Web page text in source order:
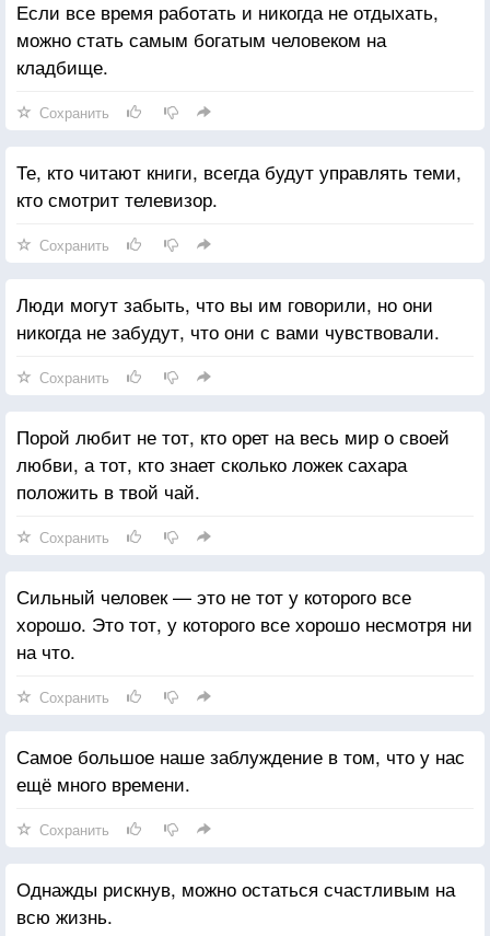
Если все время работать и никогда не отдыхать,
можно стать самым богатым человеком на
кладбище.
Сохранить
Те, кто читают книги, всегда будут управлять теми,
кто смотрит телевизор.
Сохранить
Люди могут забыть, что вы им говорили, но они
никогда не забудут, что они с вами чувствовали.
Сохранить
Порой любит не тот, кто орет на весь мир о своей
любви, а тот, кто знает сколько ложек сахара
положить в твой чай.
Сохранить
Сильный человек — это не тот у которого все
хорошо. Это тот, у которого все хорошо несмотря ни
на что.
Сохранить
Самое большое наше заблуждение в том, что у нас
ещё много времени.
Сохранить
Однажды рискнув, можно остаться счастливым на
всю жизнь.